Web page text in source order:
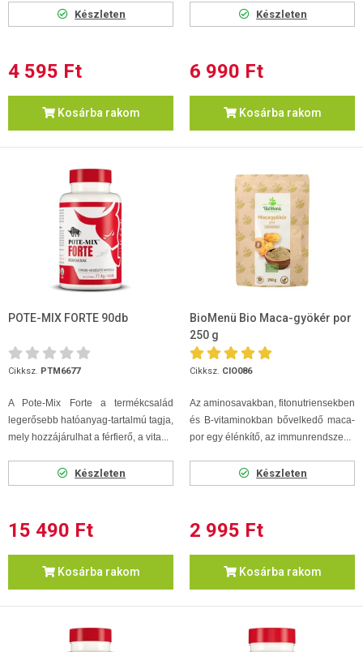
Készleten
4 595 Ft
Kosárba rakom
Készleten
6 990 Ft
Kosárba rakom
POTE-MIX FORTE 90db
Cikksz. PTM6677
A Pote-Mix Forte a termékcsalád
legerősebb hatóanyag-tartalmú tagja,
mely hozzájárulhat a férfierő, a vita...
Készleten
15 490 Ft
Kosárba rakom
BioMenü Bio Maca-gyökér por
250 g
Cikksz. CIO086
Az aminosavakban, fitonutriensekben
és B-vitaminokban bővelkedő maca-
por egy élénkítő, az immunrendsze...
Készleten
2 995 Ft
Kosárba rakom